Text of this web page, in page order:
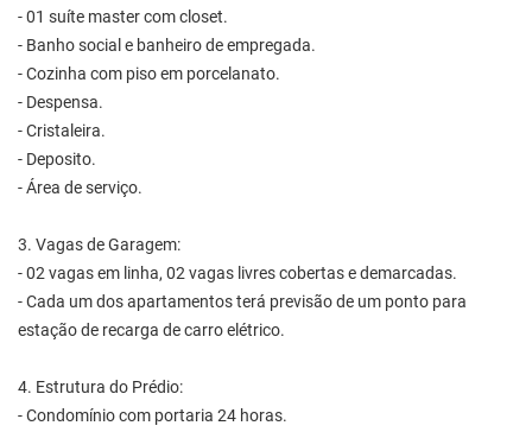
- 01 suíte master com closet.
- Banho social e banheiro de empregada.
- Cozinha com piso em porcelanato.
- Despensa.
- Cristaleira.
- Deposito.
- Área de serviço.
3. Vagas de Garagem:
- 02 vagas em linha, 02 vagas livres cobertas e demarcadas.
- Cada um dos apartamentos terá previsão de um ponto para
estação de recarga de carro elétrico.
4. Estrutura do Prédio:
- Condomínio com portaria 24 horas.